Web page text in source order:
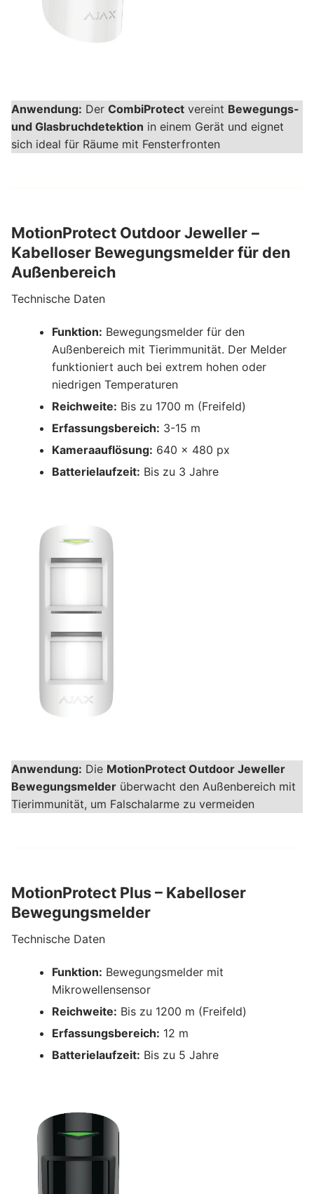
Anwendung: Der CombiProtect vereint Bewegungs-
und Glasbruchdetektion in einem Gerät und eignet
sich ideal für Räume mit Fensterfronten
MotionProtect Outdoor Jeweller –
Kabelloser Bewegungsmelder für den
Außenbereich
Technische Daten
Funktion: Bewegungsmelder für den
Außenbereich mit Tierimmunität. Der Melder
funktioniert auch bei extrem hohen oder
niedrigen Temperaturen
Reichweite: Bis zu 1700 m (Freifeld)
Erfassungsbereich: 3-15 m
Kameraauflösung: 640 x 480 px
Batterielaufzeit: Bis zu 3 Jahre
Anwendung: Die MotionProtect Outdoor Jeweller
Bewegungsmelder überwacht den Außenbereich mit
Tierimmunität, um Falschalarme zu vermeiden
MotionProtect Plus – Kabelloser
Bewegungsmelder
Technische Daten
Funktion: Bewegungsmelder mit
Mikrowellensensor
Reichweite: Bis zu 1200 m (Freifeld)
Erfassungsbereich: 12 m
Batterielaufzeit: Bis zu 5 Jahre